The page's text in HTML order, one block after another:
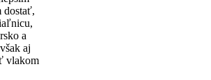
dostať,
a
aj
vlakom